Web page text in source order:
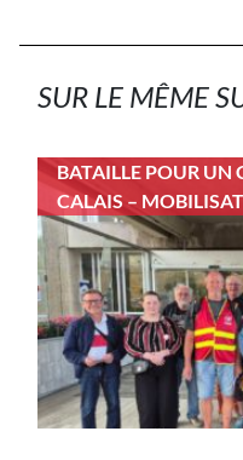
SUR LE MÊME
BATAILLE POUR UN
CALAIS –